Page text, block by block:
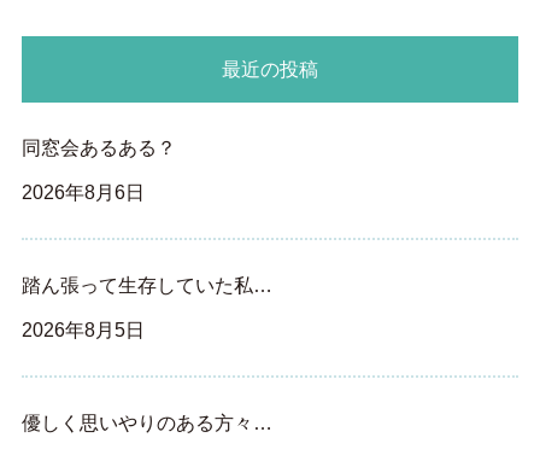
最近の投稿
同窓会あるある？
2026年8月6日
踏ん張って生存していた私…
2026年8月5日
優しく思いやりのある方々…